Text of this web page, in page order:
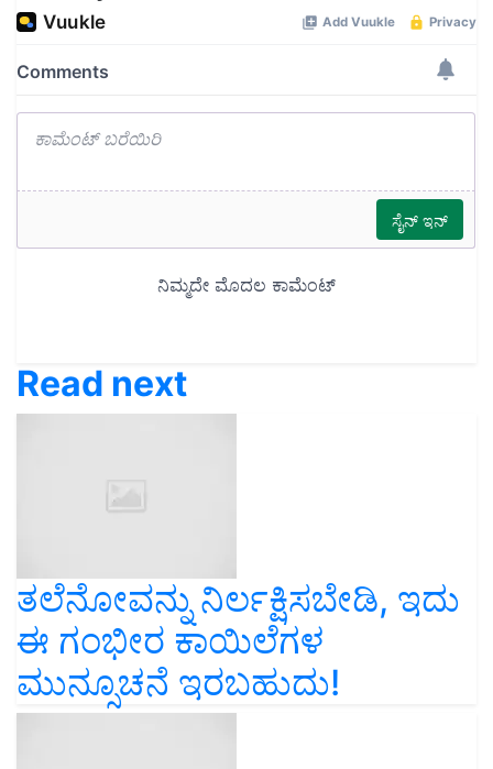
Read next
ತಲೆನೋವನ್ನು ನಿರ್ಲಕ್ಷಿಸಬೇಡಿ, ಇದು
ಈ ಗಂಭೀರ ಕಾಯಿಲೆಗಳ
ಮುನ್ಸೂಚನೆ ಇರಬಹುದು!